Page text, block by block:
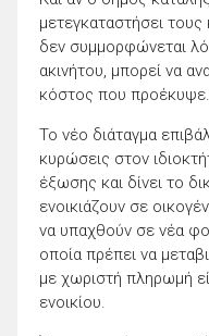
μετεγκαταστήσει
δεν συμμορφώνεται
ακινήτου, μπορεί να
κόστος που προέκυψε.
Το νέο διάταγμα
κυρώσεις στον
έξωσης και δίνει το
ενοικιάζουν σε
να υπαχθούν σε νέα
οποία πρέπει να
με χωριστή πληρωμή
ενοικίου.